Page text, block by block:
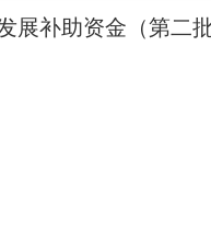
展补助资金（第二